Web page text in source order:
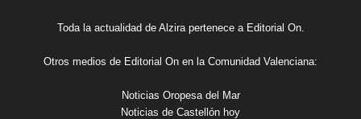
Toda la actualidad de Alzira pertenece a Editorial On.
Otros medios de Editorial On en la Comunidad Valenciana:
Noticias Oropesa del Mar
Noticias de Castellón hoy